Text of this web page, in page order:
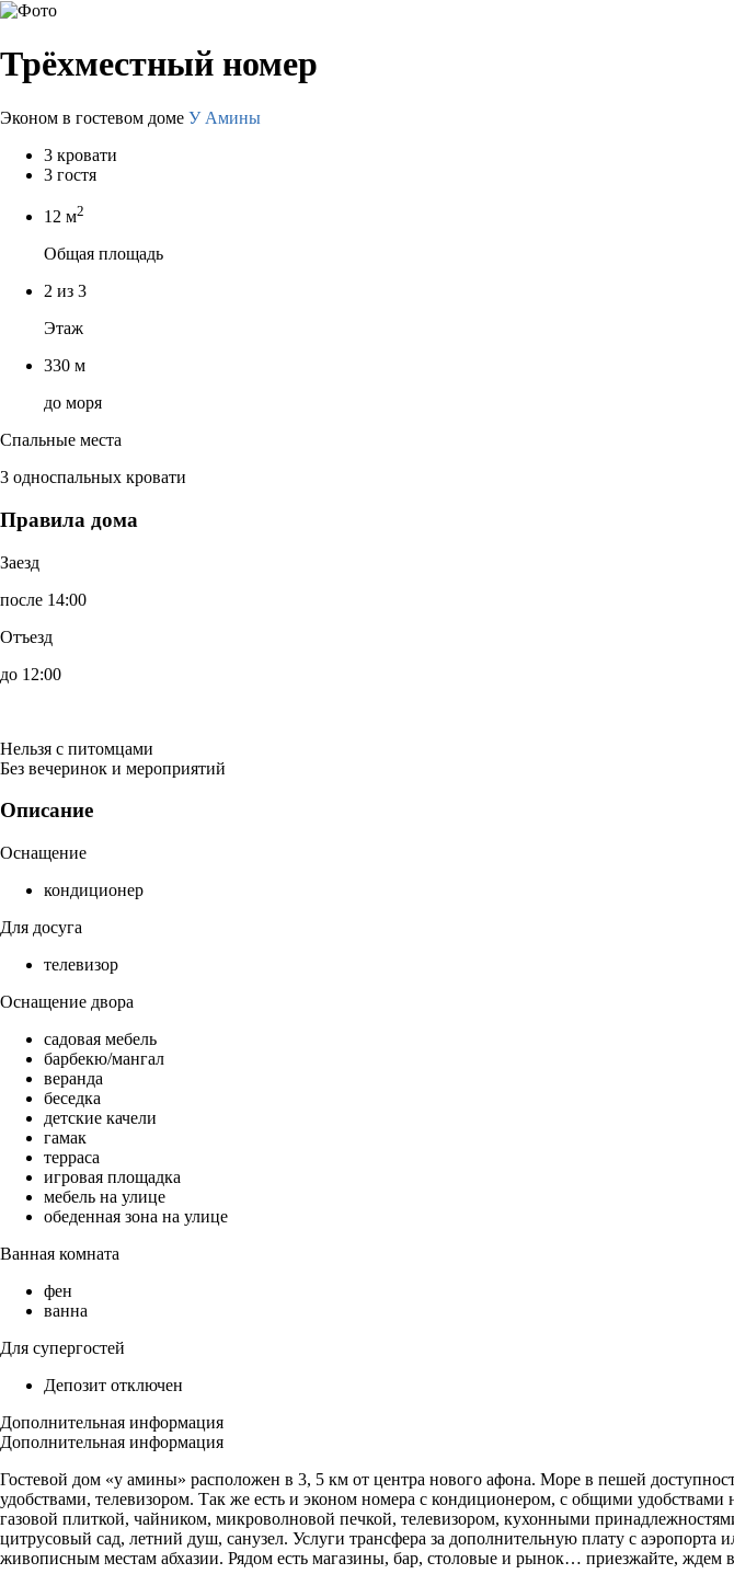
Трёхместный номер
Эконом в гостевом доме У Амины
3 кровати
3 гостя
12 м2
Общая площадь
2 из 3
Этаж
330 м
до моря
Спальные места
3 односпальных кровати
Правила дома
Заезд
после 14:00
Отъезд
до 12:00
Нельзя с питомцами
Без вечеринок и мероприятий
Описание
Оснащение
кондиционер
Для досуга
телевизор
Оснащение двора
садовая мебель
барбекю/мангал
веранда
беседка
детские качели
гамак
терраса
игровая площадка
мебель на улице
обеденная зона на улице
Ванная комната
фен
ванна
Для супергостей
Депозит отключен
Дополнительная информация
Дополнительная информация
Гостевой дом «у амины» расположен в 3, 5 км от центра нового афона. Море в пешей
удобствами, телевизором. Так же есть и эконом номера с кондиционером, с общими
газовой плиткой, чайником, микроволновой печкой, телевизором, кухонными
цитрусовый сад, летний душ, санузел. Услуги трансфера за дополнительную плату с
живописным местам абхазии. Рядом есть магазины, бар, столовые и рынок… приезжайте, ждем